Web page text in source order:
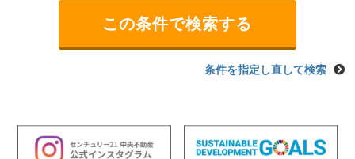
条件を指定し直して検索